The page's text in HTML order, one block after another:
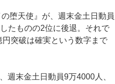
堕天使』が、週末金土日動員
たものの2位に後退。それで
突破は確実という数字まで
末金土日動員9万4000人、